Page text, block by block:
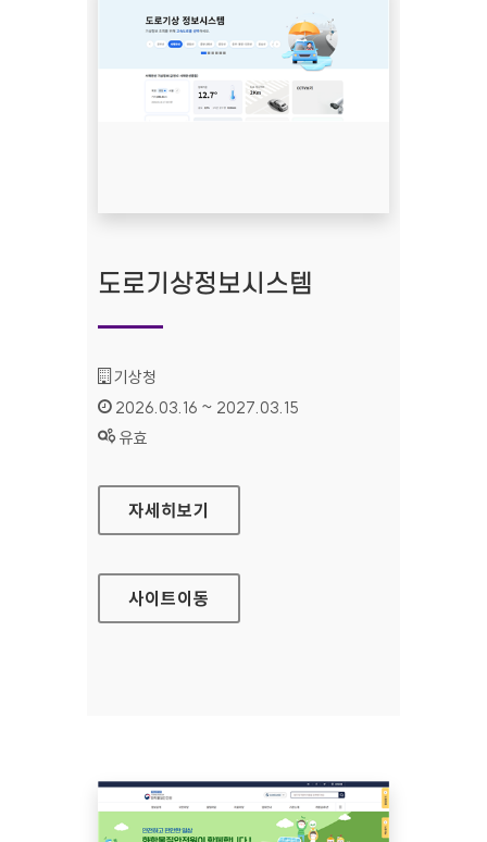
도로기상정보시스템
기관명 :
기상청
인증기간 :
2026.03.16 ~ 2027.03.15
상태 :
유효
도로기상정보시스템
자세히보기
사이트이동